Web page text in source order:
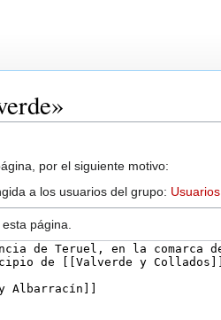
por el siguiente motivo:
a los usuarios del grupo: Usuarios
página.